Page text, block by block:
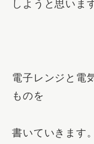
しようと思いま
電子レンジと電
ものを
書いていきます